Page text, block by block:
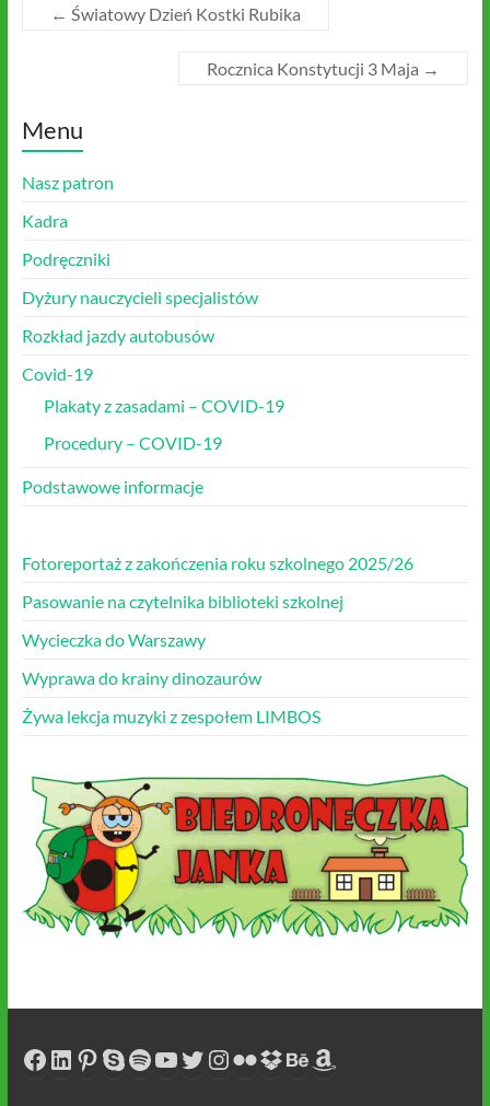
← Światowy Dzień Kostki Rubika
Rocznica Konstytucji 3 Maja →
Menu
Nasz patron
Kadra
Podręczniki
Dyżury nauczycieli specjalistów
Rozkład jazdy autobusów
Covid-19
Plakaty z zasadami – COVID-19
Procedury – COVID-19
Podstawowe informacje
Fotoreportaż z zakończenia roku szkolnego 2025/26
Pasowanie na czytelnika biblioteki szkolnej
Wycieczka do Warszawy
Wyprawa do krainy dinozaurów
Żywa lekcja muzyki z zespołem LIMBOS
Facebook
LinkedIn
Pinterest
Skype
Spotify
YouTube
Twitter
Instagram
Flickr
Dropbox
Behance
Amazon